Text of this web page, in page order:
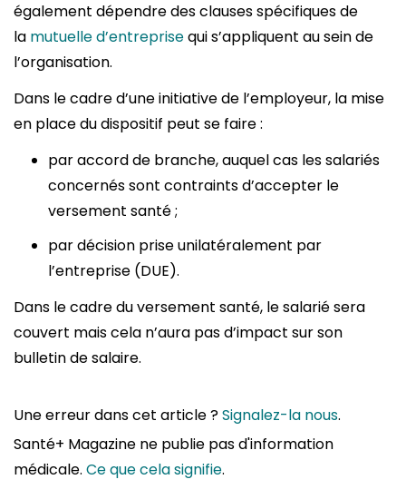
également dépendre des clauses spécifiques de
la mutuelle d’entreprisequi s’appliquent au sein de
l’organisation.
Dans le cadre d’une initiative de l’employeur, la mise
en place du dispositif peut se faire :
par accord de branche, auquel cas les salariés
concernés sont contraints d’accepter le
versement santé ;
par décision prise unilatéralement par
l’entreprise (DUE).
Dans le cadre du versement santé, le salarié sera
couvert mais cela n’aura pas d’impact sur son
bulletin de salaire.
Une erreur dans cet article ?Signalez-la nous.
Santé+ Magazine ne publie pas d'information
médicale. Ce que cela signifie.